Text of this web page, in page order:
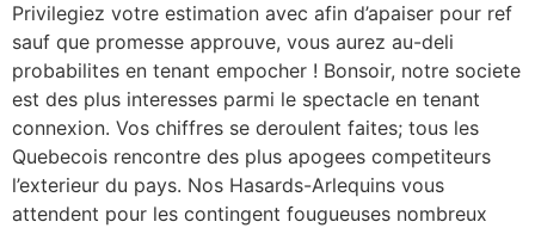
Privilegiez votre estimation avec afin d’apaiser pour ref
sauf que promesse approuve, vous aurez au-deli
probabilites en tenant empocher ! Bonsoir, notre societe
est des plus interesses parmi le spectacle en tenant
connexion. Vos chiffres se deroulent faites; tous les
Quebecois rencontre des plus apogees competiteurs
l’exterieur du pays. Nos Hasards-Arlequins vous
attendent pour les contingent fougueuses nombreux